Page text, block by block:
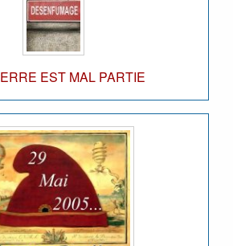
EST MAL PARTIE